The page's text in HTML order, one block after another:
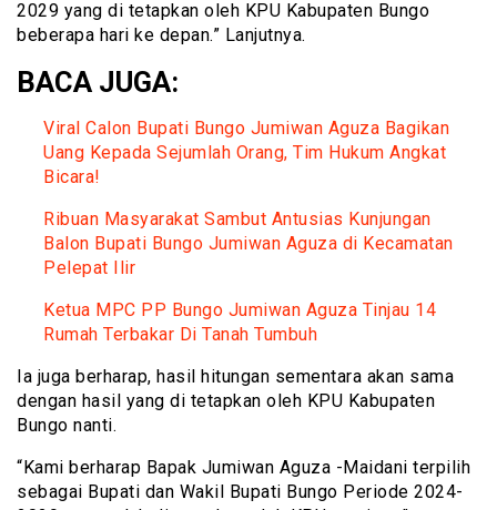
2029 yang di tetapkan oleh KPU Kabupaten Bungo
beberapa hari ke depan.” Lanjutnya.
BACA JUGA:
Viral Calon Bupati Bungo Jumiwan Aguza Bagikan
Uang Kepada Sejumlah Orang, Tim Hukum Angkat
Bicara!
Ribuan Masyarakat Sambut Antusias Kunjungan
Balon Bupati Bungo Jumiwan Aguza di Kecamatan
Pelepat Ilir
Ketua MPC PP Bungo Jumiwan Aguza Tinjau 14
Rumah Terbakar Di Tanah Tumbuh
Ia juga berharap, hasil hitungan sementara akan sama
dengan hasil yang di tetapkan oleh KPU Kabupaten
Bungo nanti.
“Kami berharap Bapak Jumiwan Aguza -Maidani terpilih
sebagai Bupati dan Wakil Bupati Bungo Periode 2024-